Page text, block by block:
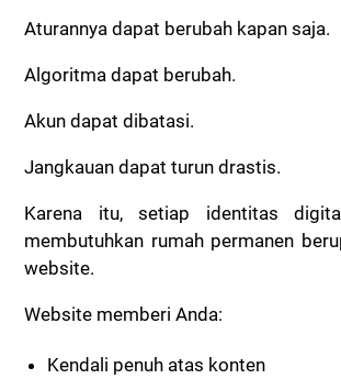
Aturannya dapat berubah kapan saja.
Algoritma dapat berubah.
Akun dapat dibatasi.
Jangkauan dapat turun drastis.
Karena itu, setiap identitas
membutuhkan rumah permanen
website.
Website memberi Anda:
Kendali penuh atas konten